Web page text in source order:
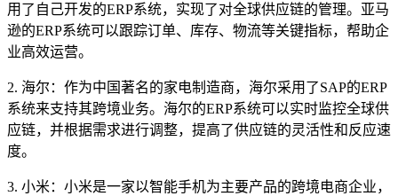
用了自己开发的ERP系统，实现了对全球供应链的管理。亚马
逊的ERP系统可以跟踪订单、库存、物流等关键指标，帮助企
业高效运营。
2. 海尔：作为中国著名的家电制造商，海尔采用了SAP的ERP
系统来支持其跨境业务。海尔的ERP系统可以实时监控全球供
应链，并根据需求进行调整，提高了供应链的灵活性和反应速
度。
3. 小米：小米是一家以智能手机为主要产品的跨境电商企业，